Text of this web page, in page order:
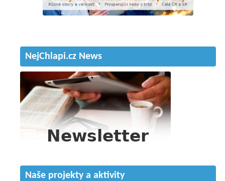
NejChlapi.cz News
Naše projekty a aktivity